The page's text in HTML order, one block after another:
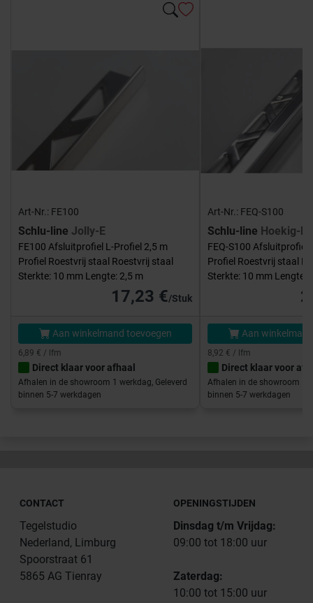
Art-Nr.: FE100
Schlu-line Jolly-E
FE100 Afsluitprofiel L-Profiel 2,5 m
Profiel Roestvrij staal Roestvrij staal
Sterkte: 10 mm Lengte: 2,5 m
17,23 €/Stuk
Aan winkelmand toevoegen
6,89 € / lfm
Direct klaar voor afhaal
Afhalen in de showroom 1 werkdag, Geleverd
binnen 5-7 werkdagen
Art-Nr.: FEQ-S100
Schlu-line Hoekig-E
FEQ-S100 Afsluitprofiel
Profiel Roestvrij staal
Sterkte: 10 mm Lengte:
Aan
8,92 € / lfm
Direct klaar voor
Afhalen in de showroom 1
binnen 5-7 werkdagen
CONTACT
Tegelstudio
Nederland, Limburg
Spoorstraat 61
5865 AG Tienray
OPENINGSTIJDEN
Dinsdag t/m Vrijdag:
09:00 tot 18:00 uur
Zaterdag:
10:00 tot 15:00 uur